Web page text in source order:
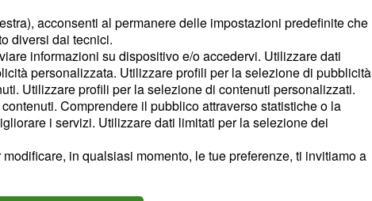
acconsenti al permanere delle impostazioni predefinite che
diversi dai tecnici.
informazioni su dispositivo e/o accedervi. Utilizzare dati
personalizzata. Utilizzare profili per la selezione di pubblicità
Utilizzare profili per la selezione di contenuti personalizzati.
Comprendere il pubblico attraverso statistiche o la
i servizi. Utilizzare dati limitati per la selezione dei
in qualsiasi momento, le tue preferenze, ti invitiamo a